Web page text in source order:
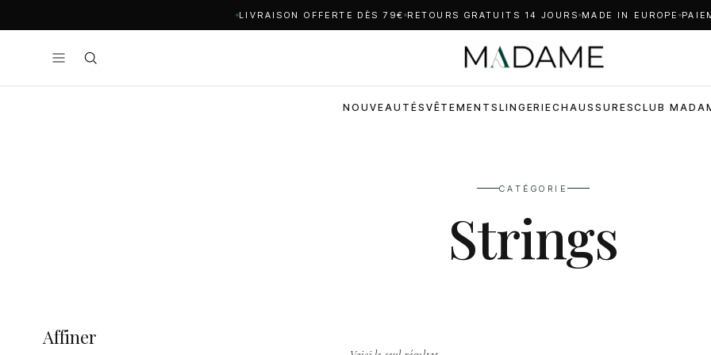
LIVRAISON OFFERTE DÈS 79€ RETOURS GRATUITS 14 JOURS MADE IN EUROPE
NOUVEAUTÉS VÊTEMENTS LINGERIECHAUSSURESCLUB
CATÉGORIE
Strings
Affiner